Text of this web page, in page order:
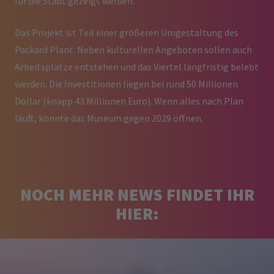
Das Projekt ist Teil einer größeren Umgestaltung des
Packard Plant. Neben kulturellen Angeboten sollen auch
Arbeitsplätze entstehen und das Viertel langfristig belebt
werden. Die Investitionen liegen bei rund 50 Millionen
Dollar (knapp 43 Millionen Euro). Wenn alles nach Plan
läuft, könnte das Museum gegen 2029 öffnen.
NOCH MEHR NEWS FINDET IHR
HIER: